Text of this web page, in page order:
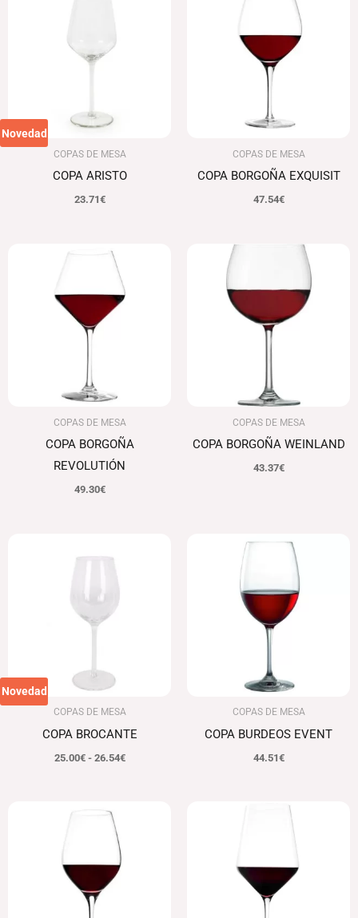
Novedad
COPAS DE MESA
COPA ARISTO
23.71€
COPAS DE MESA
COPA BORGOÑA EXQUISIT
47.54€
COPAS DE MESA
COPA BORGOÑA
REVOLUTIÓN
49.30€
COPAS DE MESA
COPA BORGOÑA WEINLAND
43.37€
Novedad
COPAS DE MESA
COPA BROCANTE
25.00€ - 26.54€
COPAS DE MESA
COPA BURDEOS EVENT
44.51€